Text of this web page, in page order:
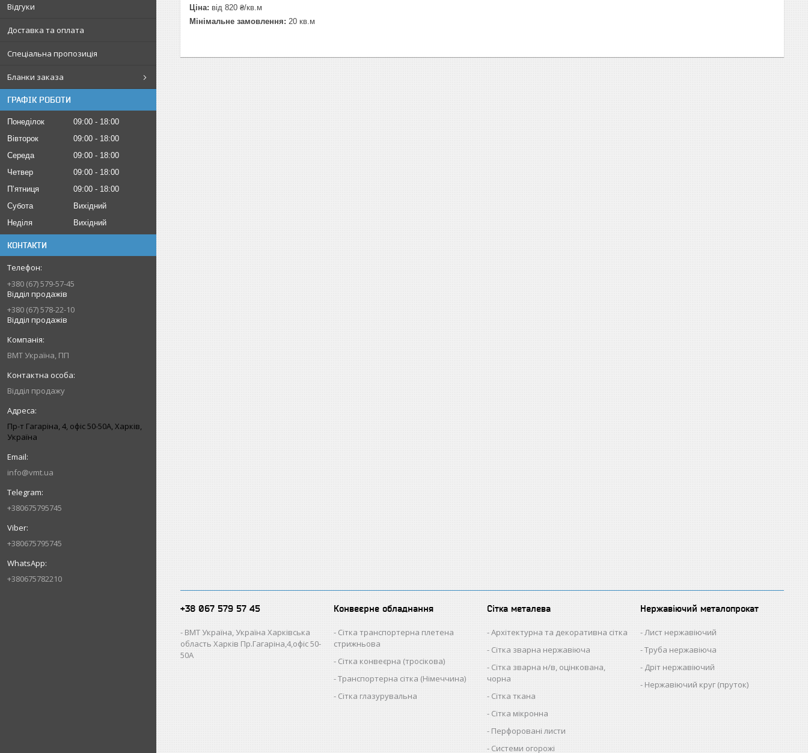
Відгуки
Доставка та оплата
Спеціальна пропозиція
Бланки заказа
ГРАФІК РОБОТИ
Понеділок 09:00
18:00
Вівторок
09:00
18:00
Середа
09:00
18:00
Четвер
09:00
18:00
Пʼятниця
09:00
18:00
Субота
Вихідний
Неділя
Вихідний
КОНТАКТИ
+380 (67) 579-57-45
Відділ продажів
+380 (67) 578-22-10
Відділ продажів
ВМТ Україна, ПП
Відділ продажу
Пр-т Гагаріна, 4, офіс 50-50A, Харків,
Україна
info@vmt.ua
+380675795745
+380675795745
+380675782210
Ціна: від 820 ₴/кв.м
Мінімальне замовлення: 20 кв.м
+38 067 579 57 45
ВМТ Україна, Україна Харківська
область Харків Пр.Гагаріна,4,офіс 50-
50А
Конвеєрне обладнання
Сітка транспортерна плетена
стрижньова
Сітка конвеєрна (тросікова)
Транспортерна сітка (Німеччина)
Сітка глазурувальна
Сітка металева
Архітектурна та декоративна сітка
Сітка зварна нержавіюча
Сітка зварна н/в, оцінкована,
чорна
Сітка ткана
Сітка мікронна
Перфоровані листи
Системи огорожі
Нержавіючий металопрокат
Лист нержавіючий
Труба нержавіюча
Дріт нержавіючий
Нержавіючий круг (пруток)